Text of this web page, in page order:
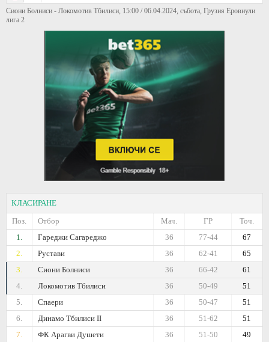
Сиони Болниси - Локомотив Тбилиси, 15:00 / 06.04.2024, събота, Грузия Еровнули
лига 2
КЛАСИРАНЕ
Поз.
Отбор Точ.
ГР
Мач.
1.
Гареджи Сагареджо 67
77-44
36
2.
Рустави 65
62-41
36
3.
Сиони Болниси 61
66-42
36
4.
Локомотив Тбилиси 51
50-49
36
5.
Спаери 51
50-47
36
6.
Динамо Тбилиси II 51
51-62
36
7.
ФК Арагви Душети 49
51-50
36